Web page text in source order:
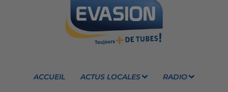
ACCUEIL ACTUS LOCALES RADIO